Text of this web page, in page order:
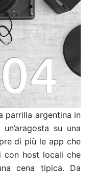
parrilla argentina in
su una
di più le app che
con host locali che
cena tipica. Da